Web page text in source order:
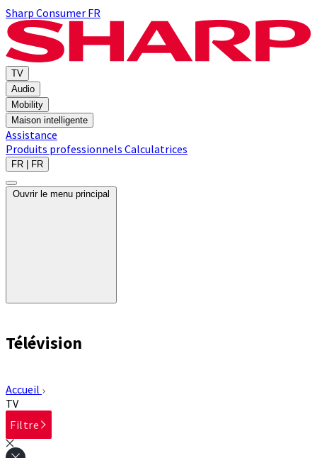
Sharp Consumer FR
TV
Audio
Mobility
Maison intelligente
Assistance
Produits professionnels Calculatrices
FR | FR
Ouvrir le menu principal
Télévision
Accueil
TV
Filtre